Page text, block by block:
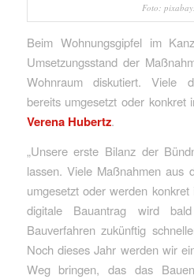
Foto:
Beim Wohnungsgipfel im
Umsetzungsstand der
Wohnraum diskutiert. Viele
bereits umgesetzt oder konkret
Verena Hubertz.
„Unsere erste Bilanz der
lassen. Viele Maßnahmen aus
umgesetzt oder werden
digitale Bauantrag wird
Bauverfahren zukünftig
Noch dieses Jahr werden wir
Weg bringen, das das